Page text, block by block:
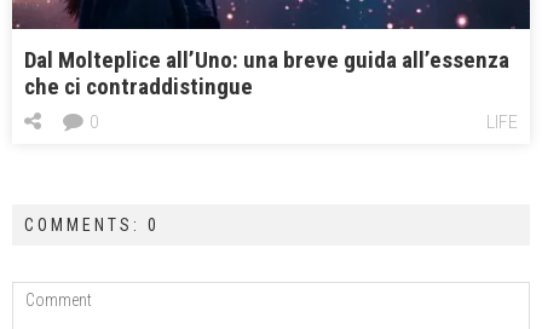
Dal Molteplice all’Uno: una breve guida all’essenza
che ci contraddistingue
LIFE
0
COMMENTS: 0